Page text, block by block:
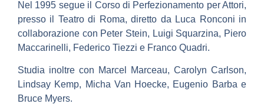
Nel 1995 segue il Corso di Perfezionamento per Attori,
presso il Teatro di Roma, diretto da Luca Ronconi in
collaborazione con Peter Stein, Luigi Squarzina, Piero
Maccarinelli, Federico Tiezzi e Franco Quadri.
Studia inoltre con Marcel Marceau, Carolyn Carlson,
Lindsay Kemp, Micha Van Hoecke, Eugenio Barba e
Bruce Myers.